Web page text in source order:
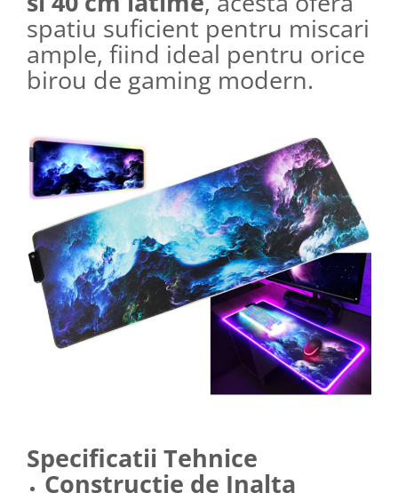
spatiu suficient pentru miscari
ample, fiind ideal pentru orice
birou de gaming modern.
Specificatii Tehnice
Constructie de Inalta